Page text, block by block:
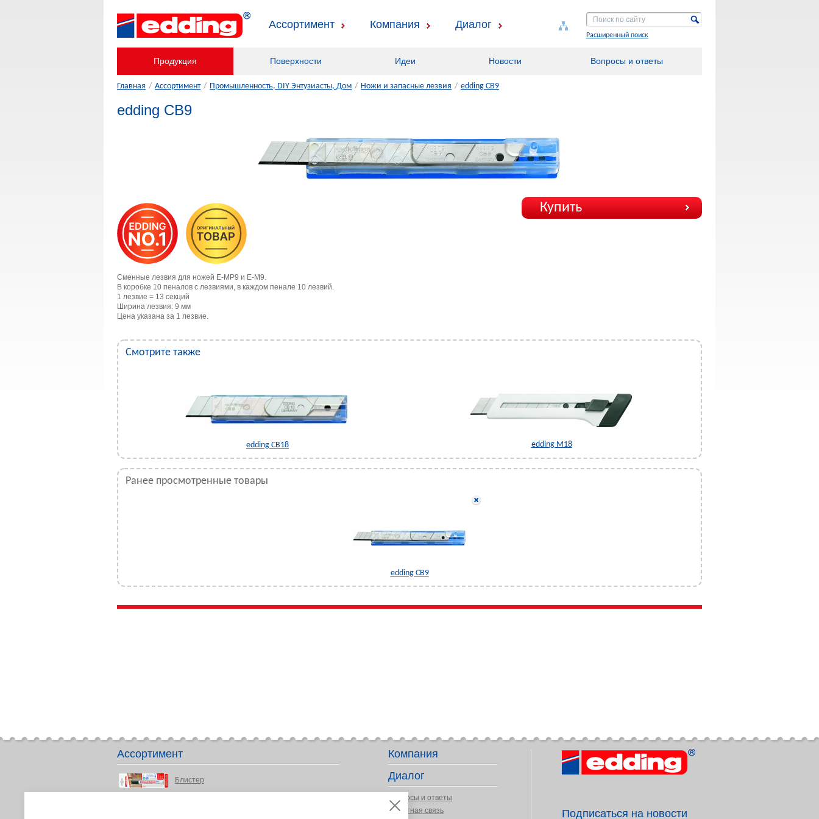
Ассортимент Компания Диалог
Расширенный поиск
Продукция Поверхности Идеи Новости Вопросы и ответы
Главная / Ассортимент / Промышленность, DIY Энтузиасты, Дом / Ножи и запасные лезвия / edding CB9
edding CB9
Сменные лезвия для ножей Е-МР9 и Е-М9.
В коробке 10 пеналов с лезвиями, в каждом пенале 10 лезвий.
1 лезвие = 13 секций
Ширина лезвия: 9 мм
Цена указана за 1 лезвие.
Купить
Смотрите также
edding CB18 edding M18
Ранее просмотренные товары
edding CB9
Ассортимент
Блистер
Компания
Диалог
Вопросы и ответы
Обратная связь
Подписаться на новости